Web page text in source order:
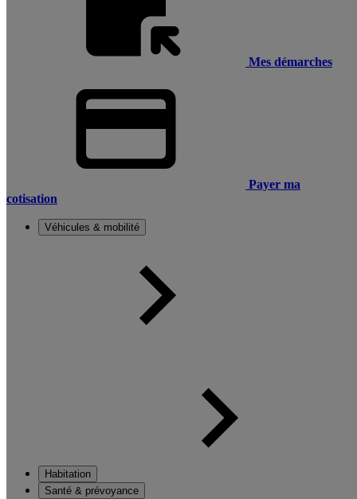
Mes démarches
Payer ma
cotisation
Véhicules & mobilité
Habitation
Santé & prévoyance